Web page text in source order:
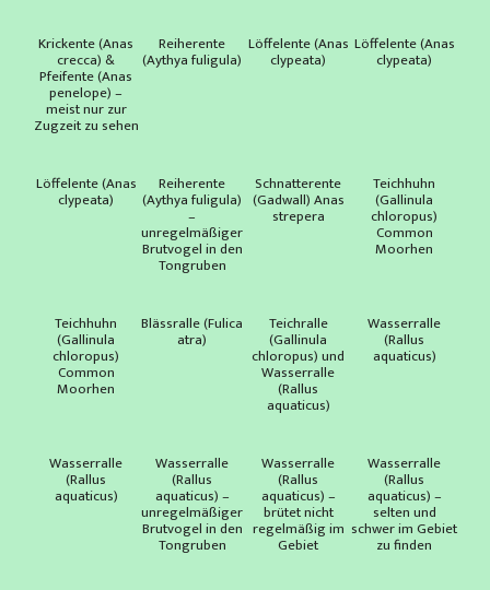
Krickente (Anas
crecca) &
Pfeifente (Anas
penelope) –
meist nur zur
Zugzeit zu sehen
Reiherente
(Aythya fuligula)
Löffelente (Anas
clypeata)
Löffelente (Anas
clypeata)
Löffelente (Anas
clypeata)
Reiherente
(Aythya fuligula)
–
unregelmäßiger
Brutvogel in den
Tongruben
Schnatterente
(Gadwall) Anas
strepera
Teichhuhn
(Gallinula
chloropus)
Common
Moorhen
Teichhuhn
(Gallinula
chloropus)
Common
Moorhen
Blässralle (Fulica
atra)
Teichralle
(Gallinula
chloropus) und
Wasserralle
(Rallus
aquaticus)
Wasserralle
(Rallus
aquaticus)
Wasserralle
(Rallus
aquaticus)
Wasserralle
(Rallus
aquaticus) –
unregelmäßiger
Brutvogel in den
Tongruben
Wasserralle
(Rallus
aquaticus) –
brütet nicht
regelmäßig im
Gebiet
Wasserralle
(Rallus
aquaticus) –
selten und
schwer im Gebiet
zu finden